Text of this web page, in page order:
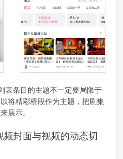
表条目的主题不一定要局限于
将精彩桥段作为主题，把剧集
展示。
频封面与视频的动态切